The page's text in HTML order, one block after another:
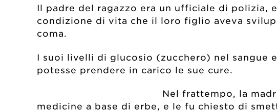
Il padre del ragazzo era un ufficiale di polizia,
condizione di vita che il loro figlio aveva
coma.
I suoi livelli di glucosio (zucchero) nel sangue
potesse prendere in carico le sue cure.
Nel frattempo, la
medicine a base di erbe, e le fu chiesto di